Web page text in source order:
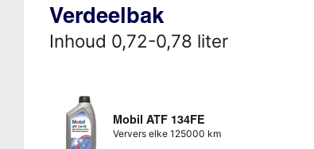
Verdeelbak
Inhoud 0,72-0,78 liter
Mobil ATF 134FE
Ververs elke 125000 km